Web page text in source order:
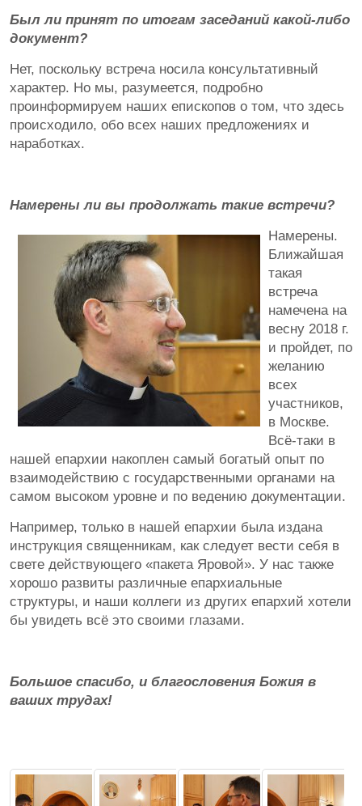
Был ли принят по итогам заседаний какой-либо
документ?
Нет, поскольку встреча носила консультативный
характер. Но мы, разумеется, подробно
проинформируем наших епископов о том, что здесь
происходило, обо всех наших предложениях и
наработках.
Намерены ли вы продолжать такие встречи?
Намерены.
Ближайшая
такая
встреча
намечена на
весну 2018 г.
и пройдет, по
желанию
всех
участников,
в Москве.
Всё-таки в
нашей епархии накоплен самый богатый опыт по
взаимодействию с государственными органами на
самом высоком уровне и по ведению документации.
Например, только в нашей епархии была издана
инструкция священникам, как следует вести себя в
свете действующего «пакета Яровой». У нас также
хорошо развиты различные епархиальные
структуры, и наши коллеги из других епархий хотели
бы увидеть всё это своими глазами.
Большое спасибо, и благословения Божия в
ваших трудах!